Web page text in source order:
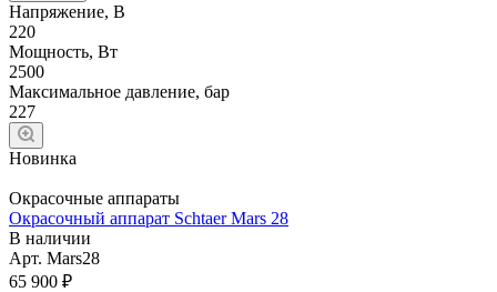
Напряжение, В
220
Мощность, Вт
2500
Максимальное давление, бар
227
Новинка
Окрасочные аппараты
Окрасочный аппарат Schtaer Mars 28
В наличии
Арт. Mars28
65 900 ₽